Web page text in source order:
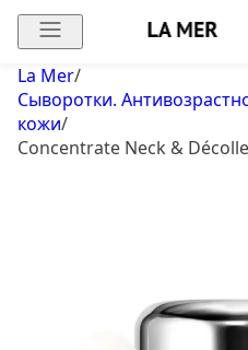
La Mer/
Сыворотки.
кожи/
Concentrate Neck &